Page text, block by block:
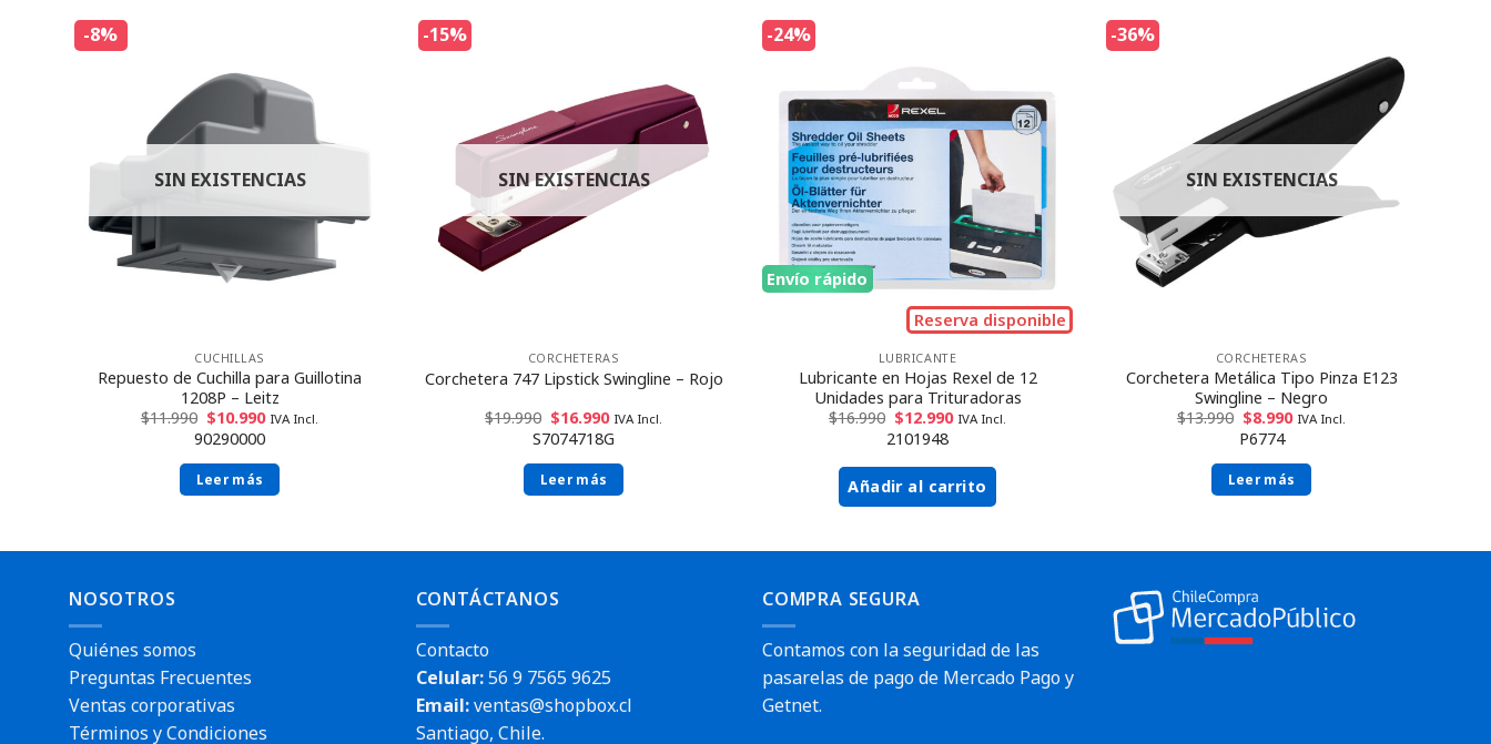
-8%
SIN EXISTENCIAS
CUCHILLAS
Repuesto de Cuchilla para Guillotina
1208P – Leitz
$11.990 $10.990 IVA Incl.
90290000
Leer más
-15%
SIN EXISTENCIAS
CORCHETERAS
Corchetera 747 Lipstick Swingline – Rojo
$19.990 $16.990 IVA Incl.
S7074718G
Leer más
-24%
Reserva disponible
Envío rápido
LUBRICANTE
Lubricante en Hojas Rexel de 12
Unidades para Trituradoras
$16.990 $12.990 IVA Incl.
2101948
Añadir al carrito
-36%
SIN EXISTENCIAS
CORCHETERAS
Corchetera Metálica Tipo Pinza E123
Swingline – Negro
$13.990 $8.990 IVA Incl.
P6774
Leer más
NOSOTROS
Quiénes somos
Preguntas Frecuentes
Ventas corporativas
Términos y Condiciones
CONTÁCTANOS
Contacto
Celular:56 9 7565 9625
Email:ventas@shopbox.cl
Santiago, Chile.
COMPRA SEGURA
Contamos con la seguridad de las
pasarelas de pago de Mercado Pago y
Getnet.